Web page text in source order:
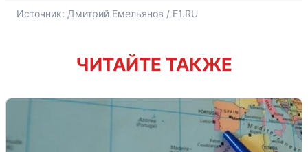
Источник: Дмитрий Емельянов / E1.RU
ЧИТАЙТЕ ТАКЖЕ